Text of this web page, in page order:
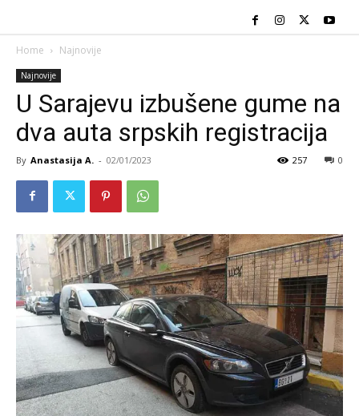
Home Najnovije
Najnovije
U Sarajevu izbušene gume na
dva auta srpskih registracija
By Anastasija A. - 02/01/2023 0
257